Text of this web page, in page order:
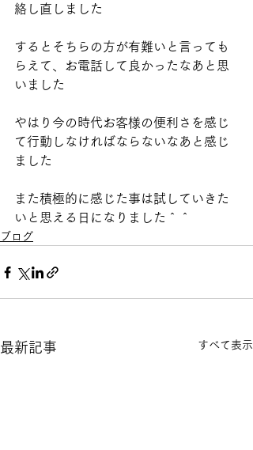
絡し直しました
するとそちらの方が有難いと言っても
らえて、お電話して良かったなあと思
いました
やはり今の時代お客様の便利さを感じ
て行動しなければならないなあと感じ
ました
また積極的に感じた事は試していきた
いと思える日になりました＾＾
ブログ
最新記事 すべて表示